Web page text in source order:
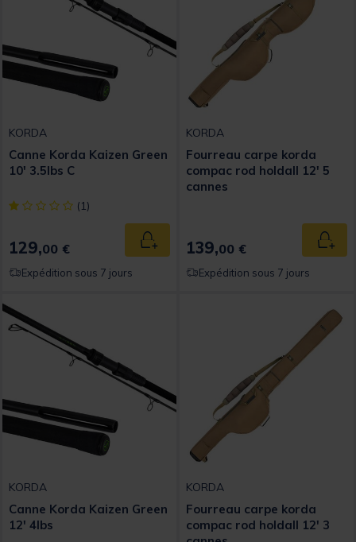
KORDA
Canne Korda Kaizen Green
10' 3.5lbs C
[object Object] out of 5 Customer Rating
(1)
129,00 € Ajouter au panier
Expédition sous 7 jours
KORDA
Fourreau carpe korda
compac rod holdall 12' 5
cannes
139,00 €
Expédition sous 7 jours
KORDA
Canne Korda Kaizen Green
12' 4lbs
KORDA
Fourreau carpe korda
compac rod holdall 12' 3